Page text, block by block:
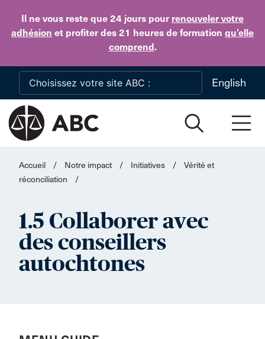
Il ne vous reste que 24 jours pour renouveler votre
adhésion et profiter des 21 heures de formation qu’elle
comprend.
Skip to main content
English
Accueil / Notre impact / Initiatives /
Vérité et
réconciliation
/
1.5 Collaborer avec
des conseillers
autochtones